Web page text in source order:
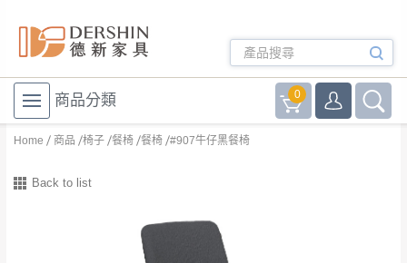
商品分類 0
Home 商品 椅子 餐椅 餐椅 #907牛仔黑餐椅
Back to list